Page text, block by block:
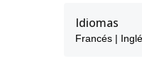
I started my guiding
instructor (MIC) and then
Idiomas
Francés |